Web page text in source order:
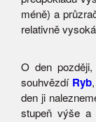
méně) a
relativně
O den
souhvězdí Ryb
den ji
stupeň výše